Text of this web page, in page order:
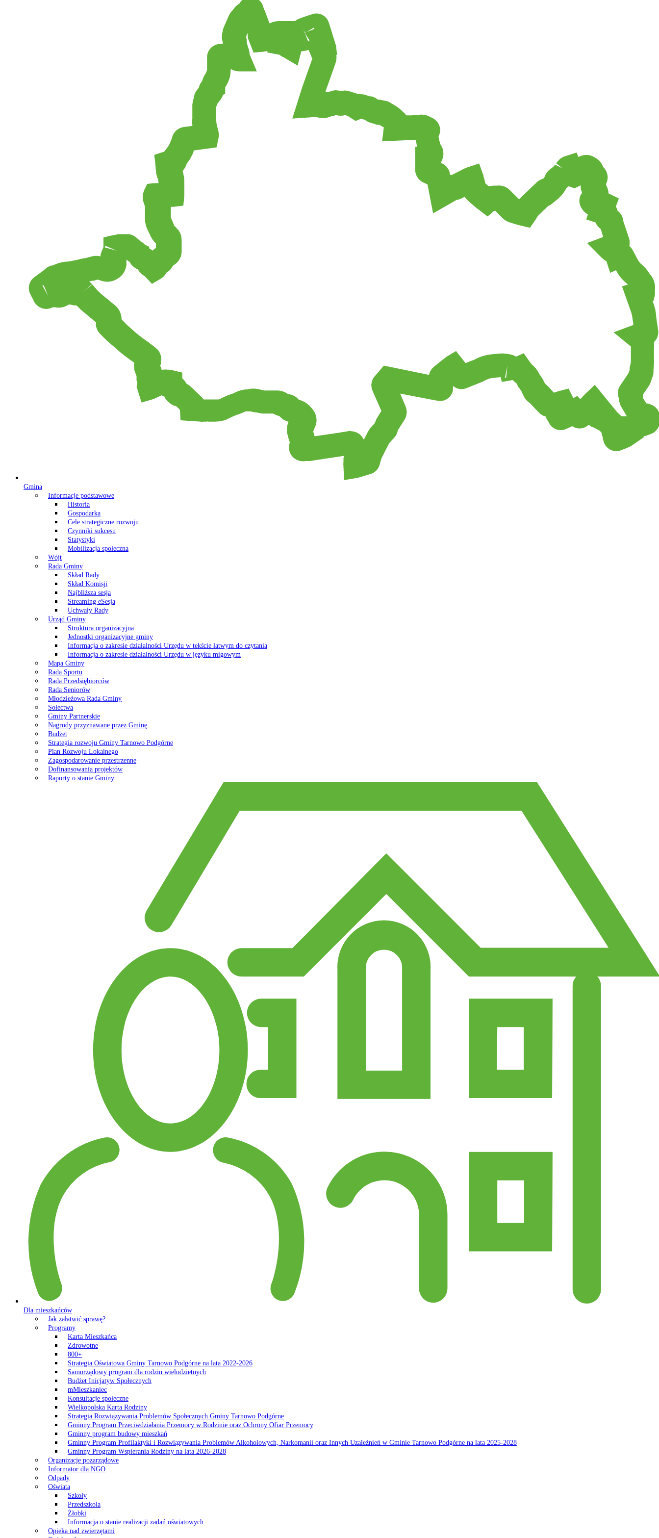
Gmina
Informacje podstawowe
Historia
Gospodarka
Cele strategiczne rozwoju
Czynniki sukcesu
Statystyki
Mobilizacja społeczna
Wójt
Rada Gminy
Skład Rady
Skład Komisji
Najbliższa sesja
Streaming eSesja
Uchwały Rady
Urząd Gminy
Struktura organizacyjna
Jednostki organizacyjne gminy
Informacja o zakresie działalności Urzędu w tekście łatwym do czytania
Informacja o zakresie działalności Urzędu w języku migowym
Mapa Gminy
Rada Sportu
Rada Przedsiębiorców
Rada Seniorów
Młodzieżowa Rada Gminy
Sołectwa
Gminy Partnerskie
Nagrody przyznawane przez Gminę
Budżet
Strategia rozwoju Gminy Tarnowo Podgórne
Plan Rozwoju Lokalnego
Zagospodarowanie przestrzenne
Dofinansowania projektów
Raporty o stanie Gminy
Dla mieszkańców
Jak załatwić sprawę?
Programy
Karta Mieszkańca
Zdrowotne
800+
Strategia Oświatowa Gminy Tarnowo Podgórne na lata 2022-2026
Samorządowy program dla rodzin wielodzietnych
Budżet Inicjatyw Społecznych
mMieszkaniec
Konsultacje społeczne
Wielkopolska Karta Rodziny
Strategia Rozwiązywania Problemów Społecznych Gminy Tarnowo Podgórne
Gminny Program Przeciwdziałania Przemocy w Rodzinie oraz Ochrony Ofiar Przemocy
Gminny program budowy mieszkań
Gminny Program Profilaktyki i Rozwiązywania Problemów Alkoholowych, Narkomanii oraz Innych Uzależnień w Gminie Tarnowo Podgórne na lata 2025-2028
Gminny Program Wspierania Rodziny na lata 2026-2028
Organizacje pozarządowe
Informator dla NGO
Odpady
Oświata
Szkoły
Przedszkola
Żłobki
Informacja o stanie realizacji zadań oświatowych
Opieka nad zwierzętami